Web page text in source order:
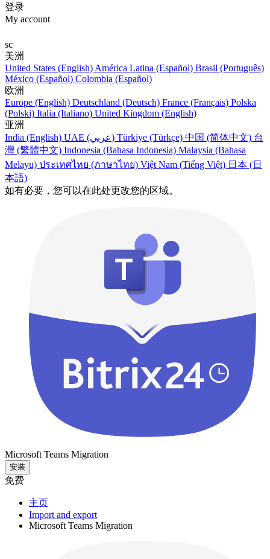
登录
My account
sc
美洲
United States (English) América Latina (Español) Brasil (Português)
México (Español) Colombia (Español)
欧洲
Europe (English) Deutschland (Deutsch) France (Français) Polska
(Polski) Italia (Italiano) United Kingdom (English)
亚洲
India (English)
UAE (عربي) Türkiye (Türkçe) 中国 (简体中文) 台
灣 (繁體中文) Indonesia (Bahasa Indonesia) Malaysia (Bahasa
Melayu) ประเทศไทย (ภาษาไทย) Việt Nam (Tiếng Việt) 日本 (日
本語)
如有必要，您可以在此处更改您的区域。
Microsoft Teams Migration
安装
免费
主页
Import and export
Microsoft Teams Migration